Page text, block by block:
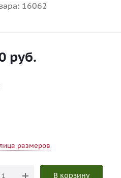
16062
руб.
размеров
В корзину